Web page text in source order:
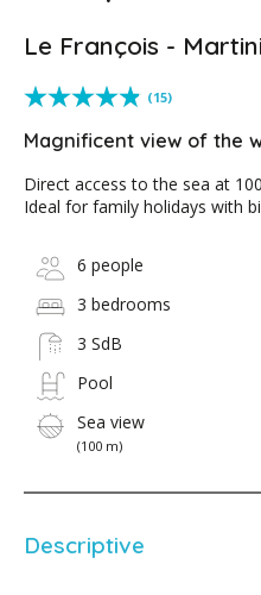
Le François -
(15)
Magnificent view of the
Direct access to the sea at
Ideal for family holidays with
6 people
3 bedrooms
3 SdB
Pool
Sea view
(100 m)
Descriptive